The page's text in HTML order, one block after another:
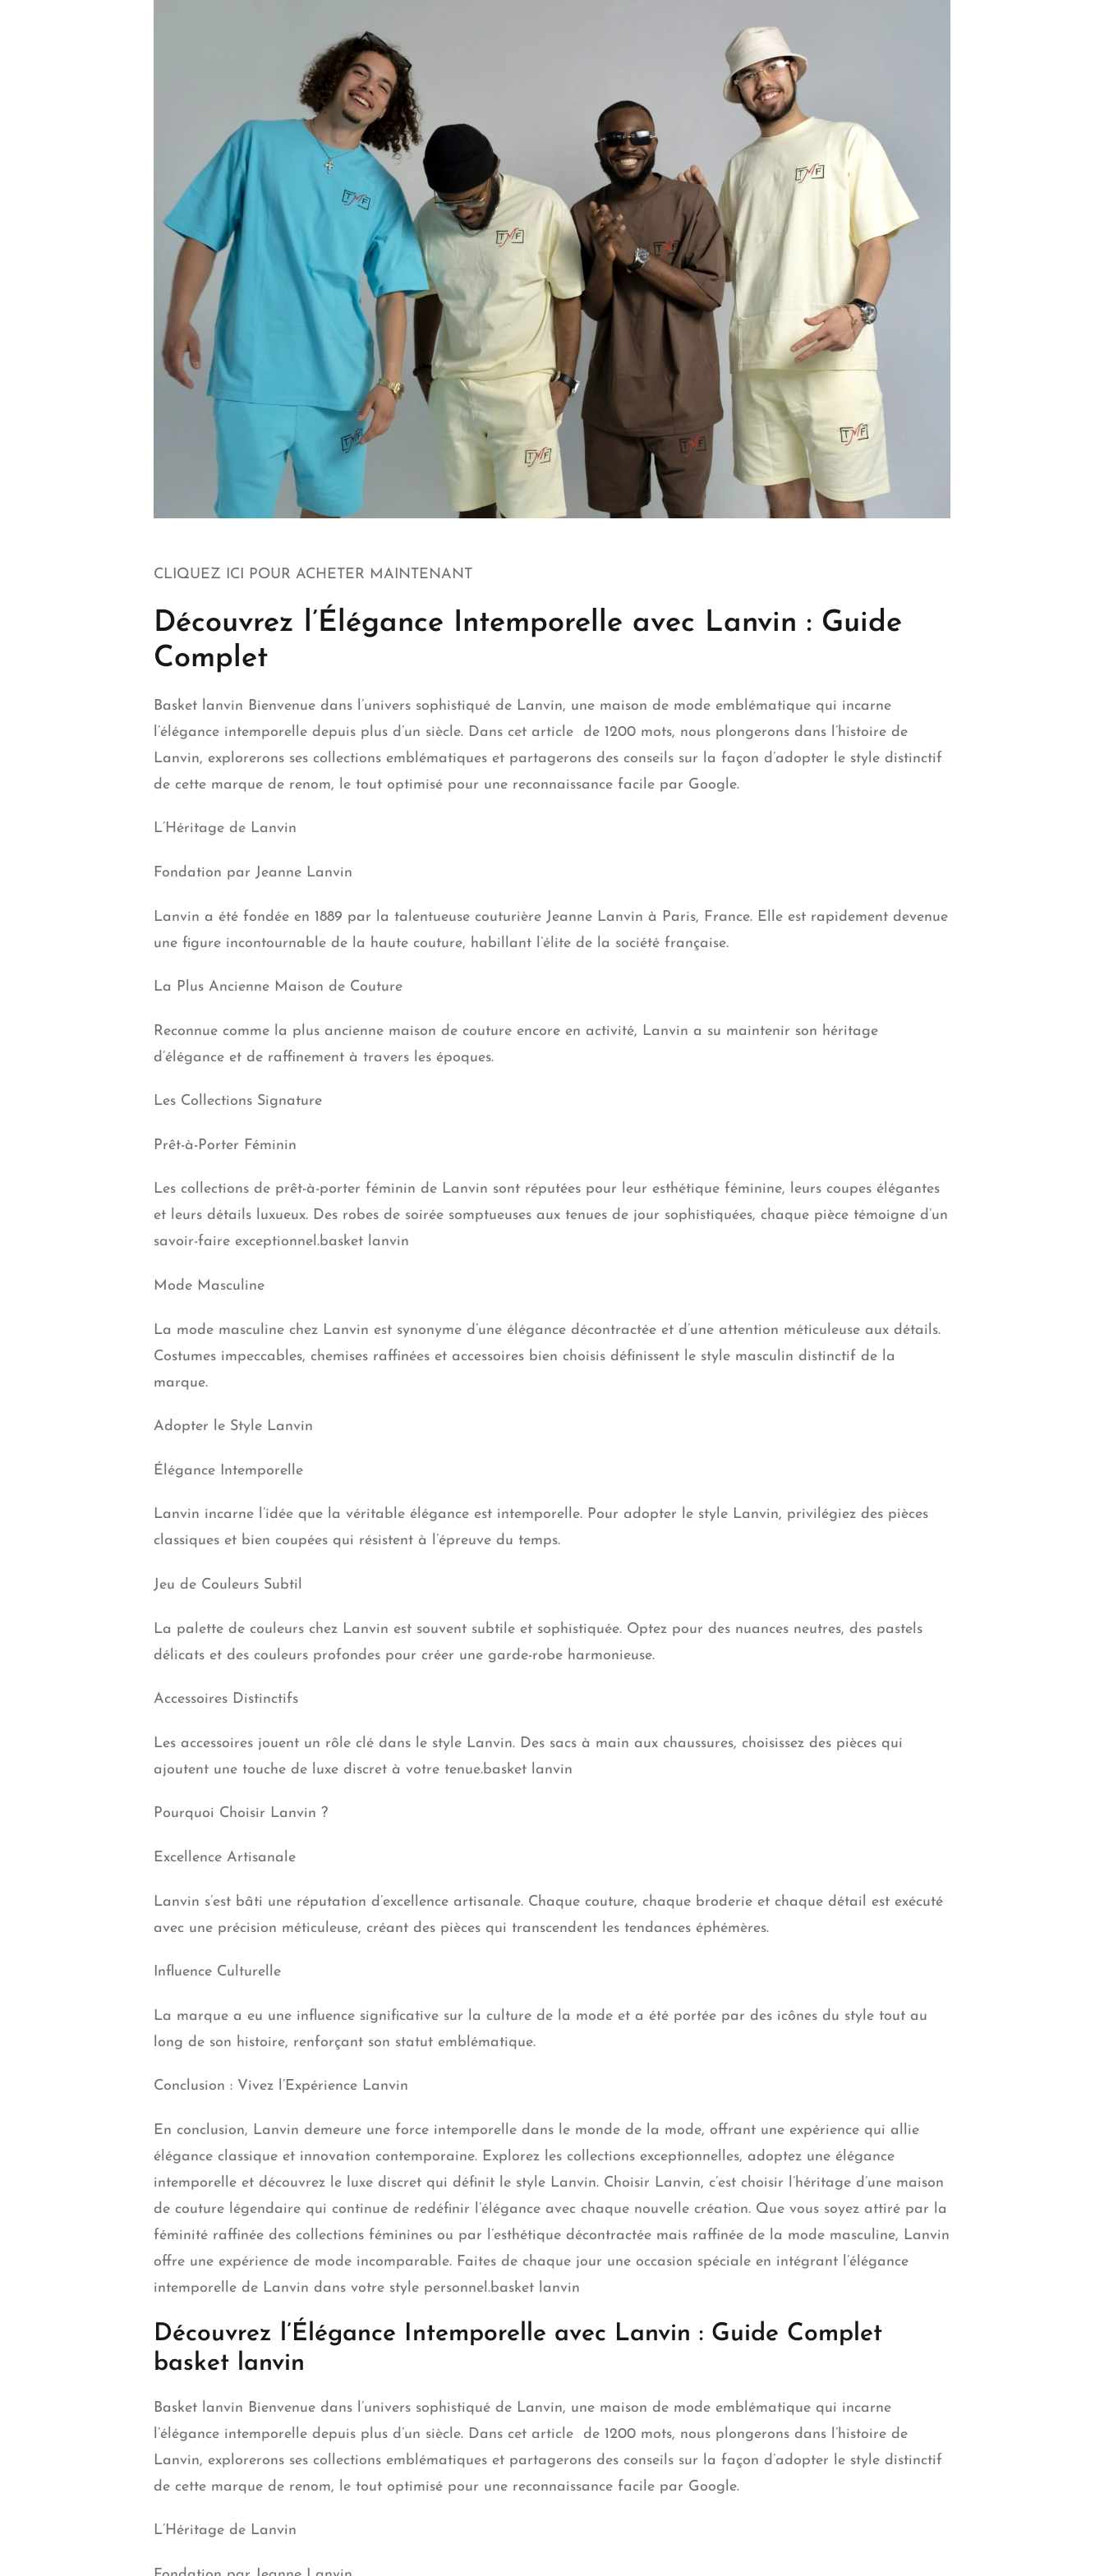
CLIQUEZ ICI POUR ACHETER MAINTENANT
Découvrez l’Élégance Intemporelle avec Lanvin : Guide
Complet
Basket lanvin Bienvenue dans l’univers sophistiqué de Lanvin, une maison de mode emblématique qui incarne
l’élégance intemporelle depuis plus d’un siècle. Dans cet article de 1200 mots, nous plongerons dans l’histoire de
Lanvin, explorerons ses collections emblématiques et partagerons des conseils sur la façon d’adopter le style distinctif
de cette marque de renom, le tout optimisé pour une reconnaissance facile par Google.
L’Héritage de Lanvin
Fondation par Jeanne Lanvin
Lanvin a été fondée en 1889 par la talentueuse couturière Jeanne Lanvin à Paris, France. Elle est rapidement devenue
une figure incontournable de la haute couture, habillant l’élite de la société française.
La Plus Ancienne Maison de Couture
Reconnue comme la plus ancienne maison de couture encore en activité, Lanvin a su maintenir son héritage
d’élégance et de raffinement à travers les époques.
Les Collections Signature
Prêt-à-Porter Féminin
Les collections de prêt-à-porter féminin de Lanvin sont réputées pour leur esthétique féminine, leurs coupes élégantes
et leurs détails luxueux. Des robes de soirée somptueuses aux tenues de jour sophistiquées, chaque pièce témoigne d’un
savoir-faire exceptionnel.basket lanvin
Mode Masculine
La mode masculine chez Lanvin est synonyme d’une élégance décontractée et d’une attention méticuleuse aux détails.
Costumes impeccables, chemises raffinées et accessoires bien choisis définissent le style masculin distinctif de la
marque.
Adopter le Style Lanvin
Élégance Intemporelle
Lanvin incarne l’idée que la véritable élégance est intemporelle. Pour adopter le style Lanvin, privilégiez des pièces
classiques et bien coupées qui résistent à l’épreuve du temps.
Jeu de Couleurs Subtil
La palette de couleurs chez Lanvin est souvent subtile et sophistiquée. Optez pour des nuances neutres, des pastels
délicats et des couleurs profondes pour créer une garde-robe harmonieuse.
Accessoires Distinctifs
Les accessoires jouent un rôle clé dans le style Lanvin. Des sacs à main aux chaussures, choisissez des pièces qui
ajoutent une touche de luxe discret à votre tenue.basket lanvin
Pourquoi Choisir Lanvin ?
Excellence Artisanale
Lanvin s’est bâti une réputation d’excellence artisanale. Chaque couture, chaque broderie et chaque détail est exécuté
avec une précision méticuleuse, créant des pièces qui transcendent les tendances éphémères.
Influence Culturelle
La marque a eu une influence significative sur la culture de la mode et a été portée par des icônes du style tout au
long de son histoire, renforçant son statut emblématique.
Conclusion : Vivez l’Expérience Lanvin
En conclusion, Lanvin demeure une force intemporelle dans le monde de la mode, offrant une expérience qui allie
élégance classique et innovation contemporaine. Explorez les collections exceptionnelles, adoptez une élégance
intemporelle et découvrez le luxe discret qui définit le style Lanvin. Choisir Lanvin, c’est choisir l’héritage d’une maison
de couture légendaire qui continue de redéfinir l’élégance avec chaque nouvelle création. Que vous soyez attiré par la
féminité raffinée des collections féminines ou par l’esthétique décontractée mais raffinée de la mode masculine, Lanvin
offre une expérience de mode incomparable. Faites de chaque jour une occasion spéciale en intégrant l’élégance
intemporelle de Lanvin dans votre style personnel.basket lanvin
Découvrez l’Élégance Intemporelle avec Lanvin : Guide Complet
basket lanvin
Basket lanvin Bienvenue dans l’univers sophistiqué de Lanvin, une maison de mode emblématique qui incarne
l’élégance intemporelle depuis plus d’un siècle. Dans cet article de 1200 mots, nous plongerons dans l’histoire de
Lanvin, explorerons ses collections emblématiques et partagerons des conseils sur la façon d’adopter le style distinctif
de cette marque de renom, le tout optimisé pour une reconnaissance facile par Google.
L’Héritage de Lanvin